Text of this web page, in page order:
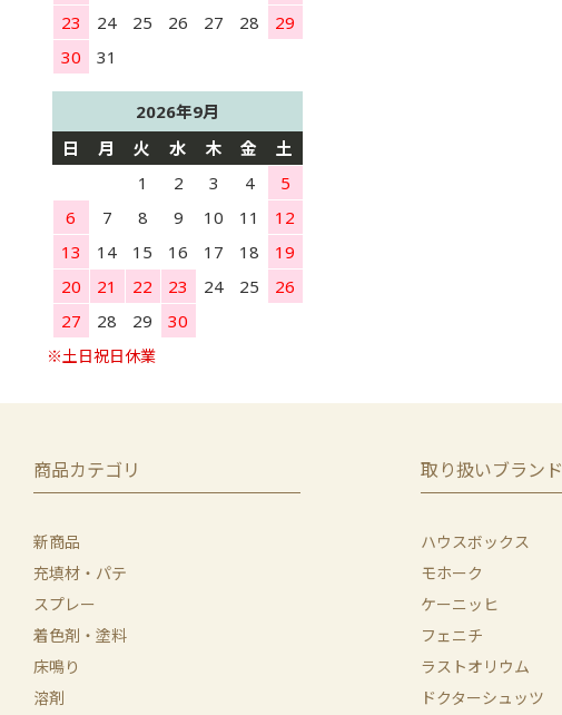
23
24 25 26 27 28
29
30
31
2026年9月
日
月 火 水 木 金
土
1
2 3 4
5
6
7 8 9 10 11
12
13
14 15 16 17 18
19
20
21 22 23 24 25
26
27
28 29 30
商品カテゴリ
新商品
充填材・パテ
スプレー
着色剤・塗料
床鳴り
溶剤
取り扱いブランド
ハウスボックス
モホーク
ケーニッヒ
フェニチ
ラストオリウム
ドクターシュッツ